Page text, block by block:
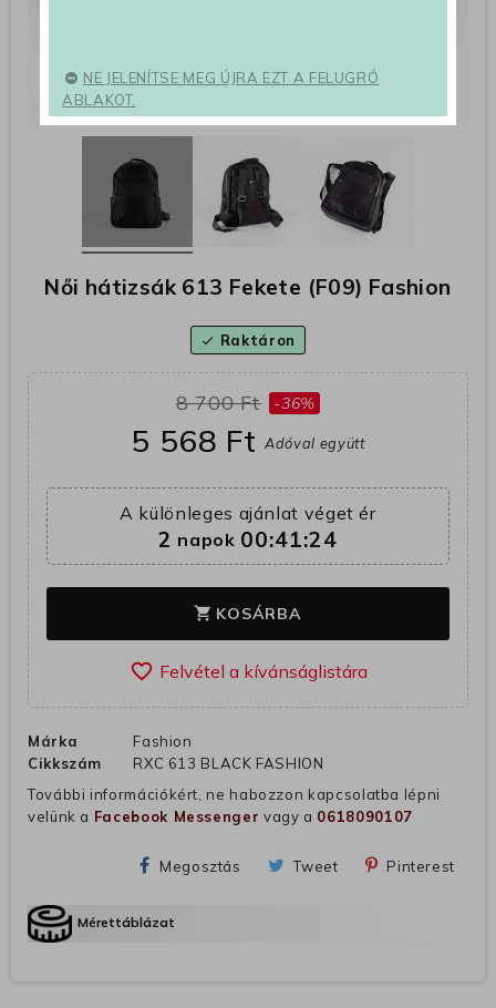
Női hátizsák 613 Fekete (F09) Fashion
check Raktáron
8 700 Ft -36%
5 568 FtAdóval együtt
A különleges ajánlat véget ér
2 napok 00:41:23
shopping_cart KOSÁRBA
favorite_border
Márka
Fashion
Cikkszám
RXC 613 BLACK FASHION
További információkért, ne habozzon kapcsolatba lépni
velünk a Facebook Messenger vagy a 0618090107
Megosztás Tweet Pinterest
Mérettáblázat
NE JELENÍTSE MEG ÚJRA EZT A FELUGRÓ
ABLAKOT.